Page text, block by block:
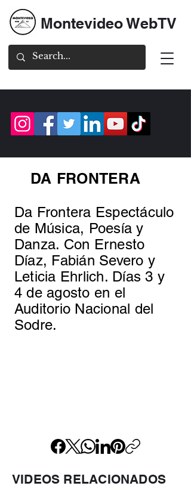
Montevideo WebTV
DA FRONTERA
Da Frontera Espectáculo
de Música, Poesía y
Danza. Con Ernesto
Díaz, Fabián Severo y
Leticia Ehrlich. Días 3 y
4 de agosto en el
Auditorio Nacional del
Sodre.
VIDEOS RELACIONADOS